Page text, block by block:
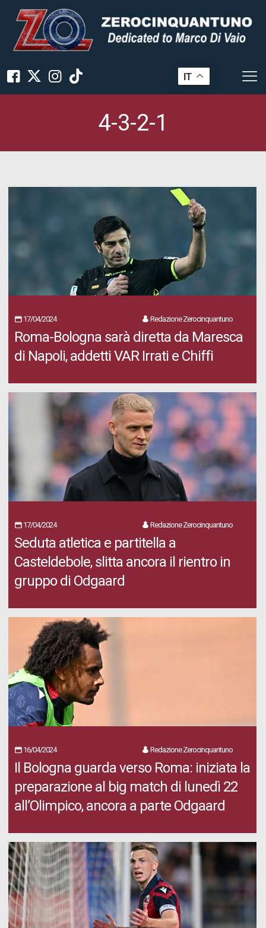
IT
4-3-2-1
17/04/2024 Redazione Zerocinquantuno
Roma-Bologna sarà diretta da Maresca
di Napoli, addetti VAR Irrati e Chiffi
17/04/2024 Redazione Zerocinquantuno
Seduta atletica e partitella a
Casteldebole, slitta ancora il rientro in
gruppo di Odgaard
16/04/2024 Redazione Zerocinquantuno
Il Bologna guarda verso Roma: iniziata la
preparazione al big match di lunedì 22
all’Olimpico, ancora a parte Odgaard